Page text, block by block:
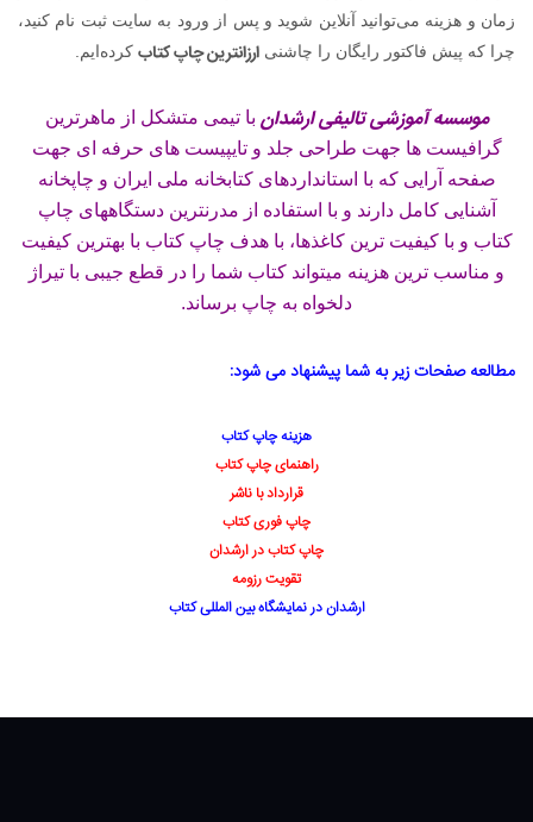
زمان و هزینه می‌توانید آنلاین شوید و پس از ورود به سایت ثبت نام کنید،
چرا که پیش فاکتور رایگان را چاشنی ارزانترین چاپ کتاب کرده‌ایم.
موسسه آموزشی تالیفی ارشدان با تیمی متشکل از ماهرترین
گرافیست ها جهت طراحی جلد و تایپیست های حرفه ای جهت
صفحه آرایی که با استانداردهای کتابخانه ملی ایران و چاپخانه
آشنایی کامل دارند و با استفاده از مدرنترین دستگاههای چاپ
کتاب و با کیفیت ترین کاغذها، با هدف چاپ کتاب با بهترین کیفیت
و مناسب ترین هزینه میتواند کتاب شما را در قطع جیبی با تیراژ
دلخواه به چاپ برساند.
مطالعه صفحات زیر به شما پیشنهاد می شود:
هزینه چاپ کتاب
راهنمای چاپ کتاب
قرارداد با ناشر
چاپ فوری کتاب
چاپ کتاب در ارشدان
تقویت رزومه
ارشدان در نمایشگاه بین المللی کتاب